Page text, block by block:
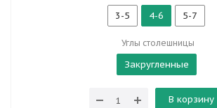
3-5 4-6 5-7
Углы столешницы
Закругленные
В корзину